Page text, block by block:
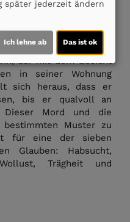
Trace in die Stadt
ersten Arbeitstag wird
einer bizarren und
Das erste Opfer ist
der mit dem Gesicht
in seiner Wohnung
sich heraus, dass er
bis er qualvoll an
Dieser Mord und die
bestimmten Muster zu
für eine der sieben
Glauben: Habsucht,
Trägheit und
später jederzeit ändern
Ich lehne ab Das ist ok